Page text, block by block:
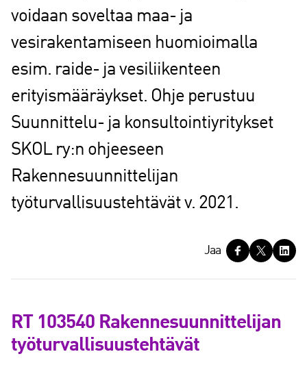
voidaan soveltaa maa- ja
vesirakentamiseen huomioimalla
esim. raide- ja vesiliikenteen
erityismääräykset. Ohje perustuu
Suunnittelu- ja konsultointiyritykset
SKOL ry:n ohjeeseen
Rakennesuunnittelijan
työturvallisuustehtävät v. 2021.
a
Jaa
RT 103540 Rakennesuunnittelijan
työturvallisuustehtävät